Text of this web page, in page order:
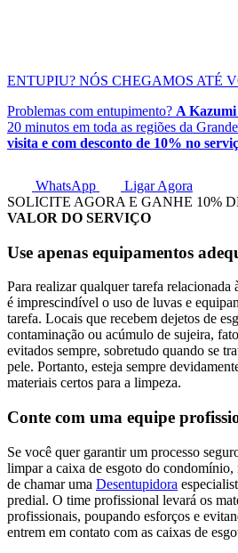
ENTUPIU? NÓS CHEGAMOS ATÉ
Problemas com entupimento? A Kazumi
20 minutos em toda as regiões da
visita e com desconto de 10% no
WhatsApp
Ligar Agora
SOLICITE AGORA E GANHE 10%
VALOR DO SERVIÇO
Use apenas equipamentos
Para realizar qualquer tarefa relacionada
é imprescindível o uso de luvas e
tarefa. Locais que recebem dejetos de
contaminação ou acúmulo de sujeira,
evitados sempre, sobretudo quando se
pele. Portanto, esteja sempre
materiais certos para a limpeza.
Conte com uma equipe
Se você quer garantir um processo
limpar a caixa de esgoto do condomínio,
de chamar uma Desentupidora
predial. O time profissional levará os
profissionais, poupando esforços e
entrem em contato com as caixas de